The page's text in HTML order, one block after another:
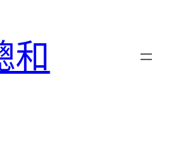
和